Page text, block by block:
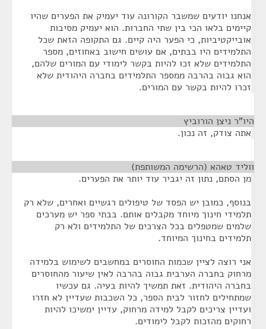
אנחנו יודעים שמשבר הקורונה עוד יעמיק את הפערים שהיו
קיימים בלאו הכי בין שתי החברות. הוא יעמיק מסיבות
אובייקטיביות, כי הפער היה קיים. גם התקופה הזאת שכל
התלמידים היו בבתים, אם עושים חישוב באחוזים, מספר
התלמידים שלא זכו להיות בקשר לימודי עם המורים שלהם,
הוא גבוה בהרבה ממספר התלמידים בחברה היהודית שלא
זכרו להיות בקשר עם המורים.
היו"ר ניצן הורוביץ
אתה צודק, זה נכון.
ווליד טאהא (הרשימה המשותפת)
מן הסתם, נתון זה יגביר עוד יותר את הפערים.
בנוסף, כמובן יש הפסד של טיפולים רגשיים ואחרים, שלא רק
תלמידי חינוך מיוחד מקבלים אותם. בבתי ספר יש מערכים
שלמים שמטפלים בכל הצרכים של התלמידים ולא רק
תלמידים בחינוך המיוחד.
אני רוצה לציין שכמות החוסרים במחשבים לשימוש בלמידה
מרחוק בחברה הערבית גבוה בהרבה לאין שיעור מהחוסרים
בחברה היהודית. זאת תמשיך להיות בעיה. גם עכשיו
שמתחילים לחזור לבית הספר, כל השכבות שעדיין לא חזרו
ועדיין צריכים לקבל למידה מרחוק, עדיין ימשיכו להיות
רחוקים מהזכות לקבל לימודים.